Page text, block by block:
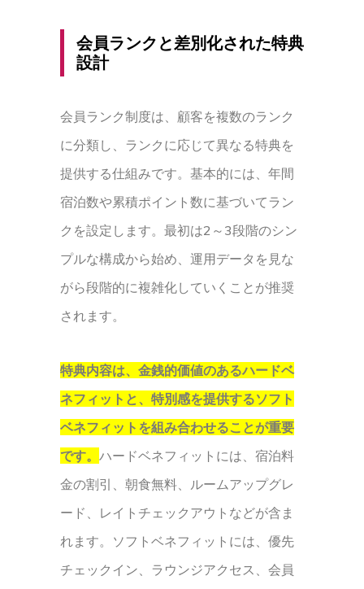
会員ランクと差別化された特典
設計
会員ランク制度は、顧客を複数のランク
に分類し、ランクに応じて異なる特典を
提供する仕組みです。基本的には、年間
宿泊数や累積ポイント数に基づいてラン
クを設定します。最初は2～3段階のシン
プルな構成から始め、運用データを見な
がら段階的に複雑化していくことが推奨
されます。
特典内容は、金銭的価値のあるハードベ
ネフィットと、特別感を提供するソフト
ベネフィットを組み合わせることが重要
です。 ハードベネフィットには、宿泊料
金の割引、朝食無料、ルームアップグレ
ード、レイトチェックアウトなどが含ま
れます。ソフトベネフィットには、優先
チェックイン、ラウンジアクセス、会員